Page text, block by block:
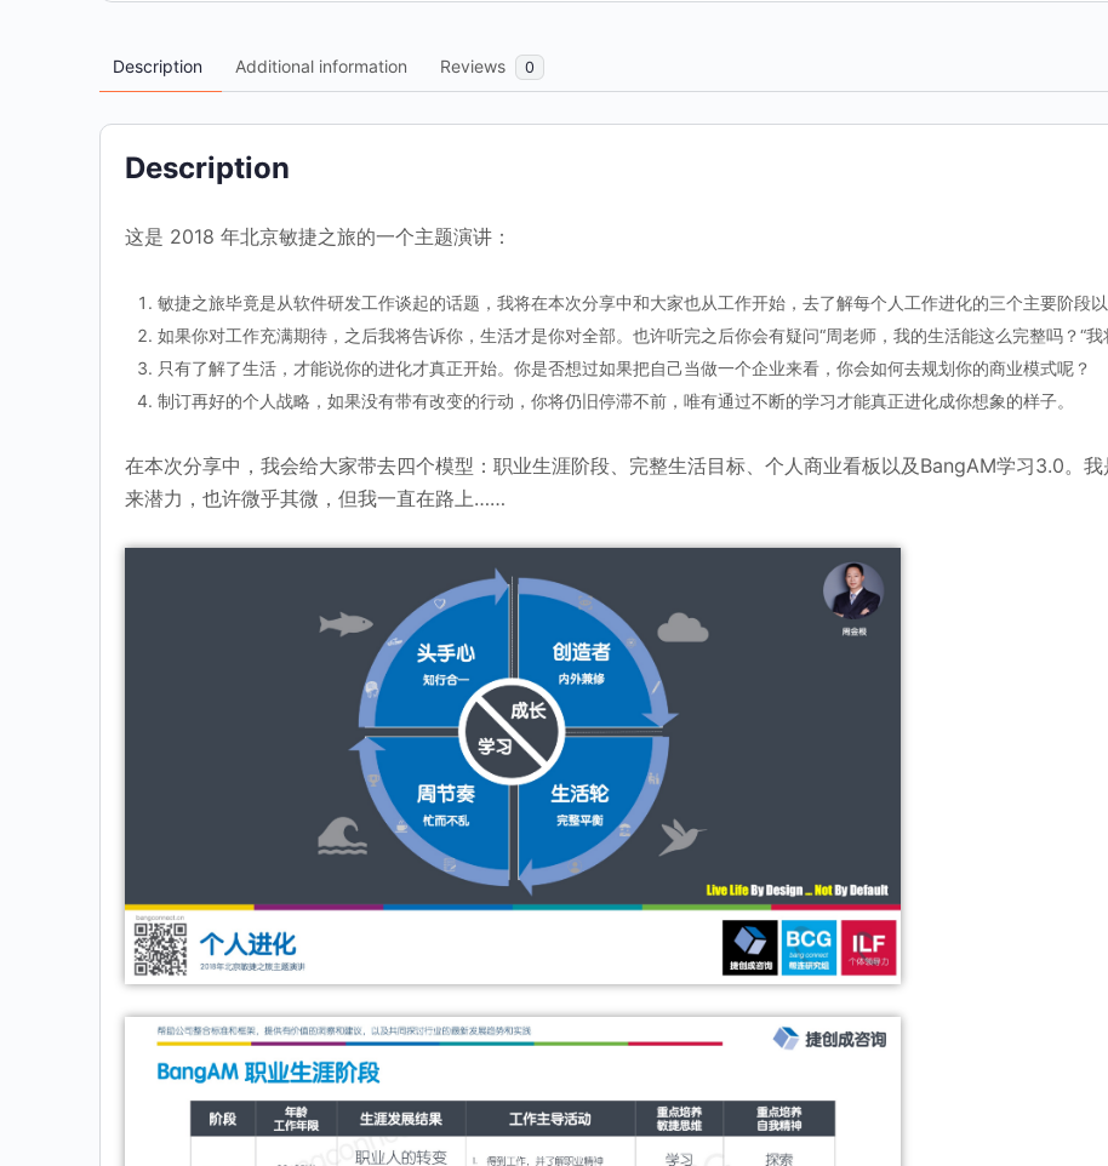
Description Additional information Reviews 0
Description
这是 2018 年北京敏捷之旅的一个主题演讲：
敏捷之旅毕竟是从软件研发工作谈起的话题，我将在本次分享中和大家也从工作开始，去了解每个人工作进化的三个主要阶段
如果你对工作充满期待，之后我将告诉你，生活才是你对全部。也许听完之后你会有疑问“周老师，我的生活能这么完整吗？“我
只有了解了生活，才能说你的进化才真正开始。你是否想过如果把自己当做一个企业来看，你会如何去规划你的商业模式呢？
制订再好的个人战略，如果没有带有改变的行动，你将仍旧停滞不前，唯有通过不断的学习才能真正进化成你想象的样子。
在本次分享中，我会给大家带去四个模型：职业生涯阶段、完整生活目标、个人商业看板以及BangAM学习3.0。
来潜力，也许微乎其微，但我一直在路上……